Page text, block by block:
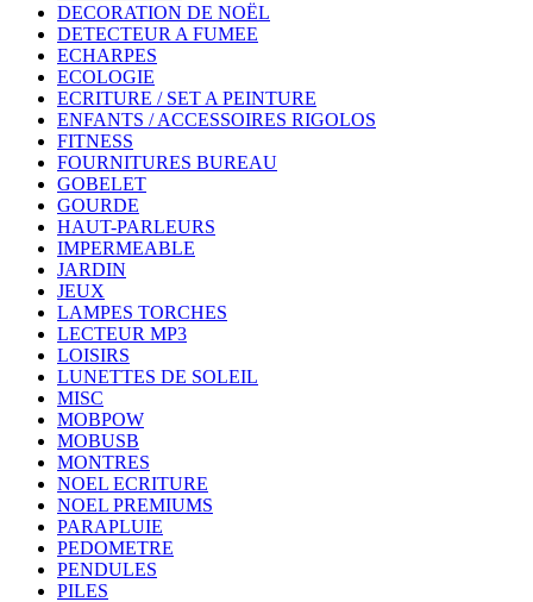
DECORATION DE NOËL
DETECTEUR A FUMEE
ECHARPES
ECOLOGIE
ECRITURE / SET A PEINTURE
ENFANTS / ACCESSOIRES RIGOLOS
FITNESS
FOURNITURES BUREAU
GOBELET
GOURDE
HAUT-PARLEURS
IMPERMEABLE
JARDIN
JEUX
LAMPES TORCHES
LECTEUR MP3
LOISIRS
LUNETTES DE SOLEIL
MISC
MOBPOW
MOBUSB
MONTRES
NOEL ECRITURE
NOEL PREMIUMS
PARAPLUIE
PEDOMETRE
PENDULES
PILES